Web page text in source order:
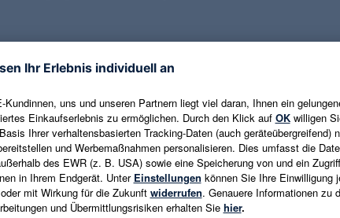
erhalten
und aktuelle Trends,
Als Dankeschön
Abmeldung ist jederzeit in
E-Mail-Adresse eingeben
Es gelten die Datenschutzrichtlinien